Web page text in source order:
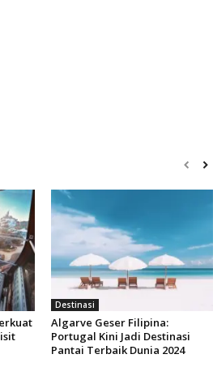
Destinasi
Algarve Geser Filipina:
Portugal Kini Jadi Destinasi
Pantai Terbaik Dunia 2024